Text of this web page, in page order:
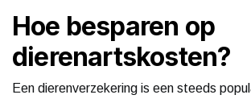
Hoe besparen op
dierenartskosten?
Een dierenverzekering is een steeds